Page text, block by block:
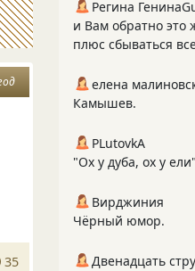
35
Регина
и Вам обратно
плюс сбываться
елена
Камышев.
PLutоvkА
"Ох у дуба, ох у
Вирджиния
Чёрный юмор.
Двенадцать